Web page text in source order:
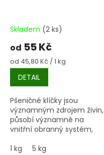
Skladem (2 ks)
od 55 Kč
Měrná
cena:
od 45,80 Kč / 1 kg
DETAIL
Pšeničné klíčky jsou
významným zdrojem živin,
působí významně na
vnitřní obranný systém,
proti infekcím a
1 kg 5 kg